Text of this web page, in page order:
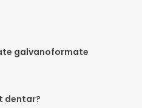
galvanoformate
dentar?